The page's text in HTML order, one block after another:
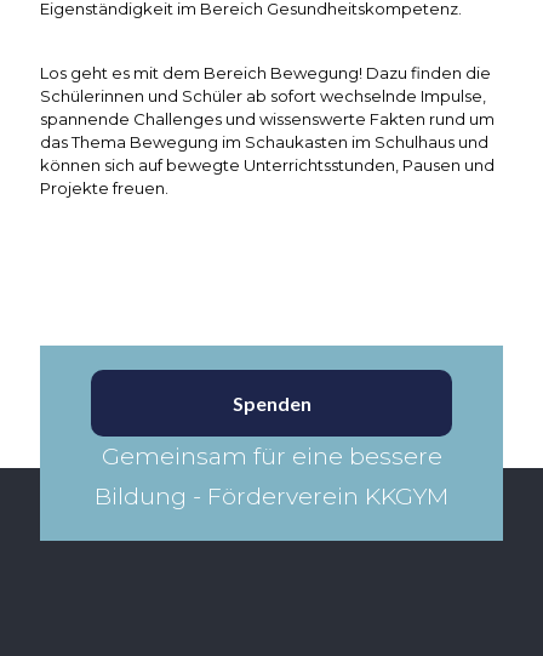
Eigenständigkeit im Bereich Gesundheitskompetenz.
Los geht es mit dem Bereich Bewegung! Dazu finden die
Schülerinnen und Schüler ab sofort wechselnde Impulse,
spannende Challenges und wissenswerte Fakten rund um
das Thema Bewegung im Schaukasten im Schulhaus und
können sich auf bewegte Unterrichtsstunden, Pausen und
Projekte freuen.
Spenden
Gemeinsam für eine bessere
Bildung - Förderverein KKGYM​